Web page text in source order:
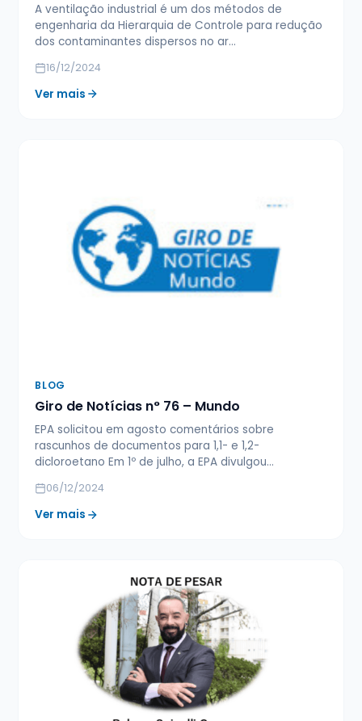
A ventilação industrial é um dos métodos de
engenharia da Hierarquia de Controle para redução
dos contaminantes dispersos no ar…
16/12/2024
Ver mais
BLOG
Giro de Notícias n° 76 – Mundo
EPA solicitou em agosto comentários sobre
rascunhos de documentos para 1,1- e 1,2-
dicloroetano Em 1º de julho, a EPA divulgou…
06/12/2024
Ver mais